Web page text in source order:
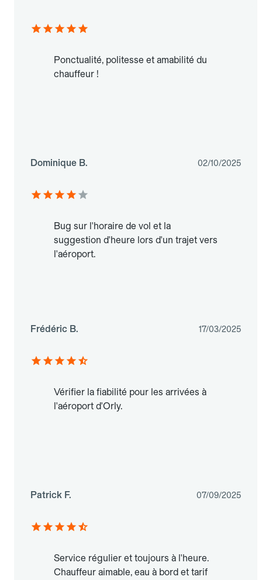
Ponctualité, politesse et amabilité du
chauffeur !
Dominique B. 02/10/2025
Bug sur l'horaire de vol et la
suggestion d'heure lors d'un trajet vers
l'aéroport.
Frédéric B. 17/03/2025
Vérifier la fiabilité pour les arrivées à
l'aéroport d'Orly.
Patrick F. 07/09/2025
Service régulier et toujours à l'heure.
Chauffeur aimable, eau à bord et tarif